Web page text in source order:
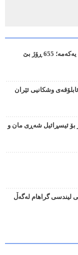
هەرێمی کوردستان لە جیهاندا یەکەمە؛ 655 ڕۆژ بێ
وشکانیی ئێران
ئیسڕائیل شەڕی مان و
لیندسی گراهام لەگەڵ